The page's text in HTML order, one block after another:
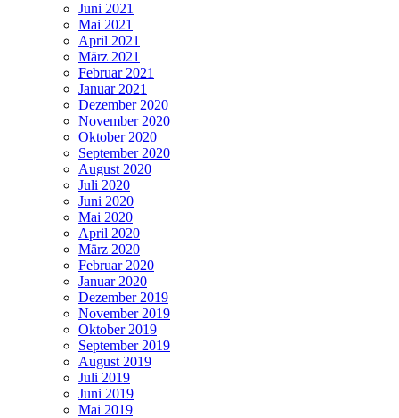
Juni 2021
Mai 2021
April 2021
März 2021
Februar 2021
Januar 2021
Dezember 2020
November 2020
Oktober 2020
September 2020
August 2020
Juli 2020
Juni 2020
Mai 2020
April 2020
März 2020
Februar 2020
Januar 2020
Dezember 2019
November 2019
Oktober 2019
September 2019
August 2019
Juli 2019
Juni 2019
Mai 2019